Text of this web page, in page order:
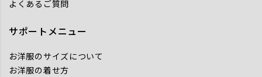
よくあるご質問
サポートメニュー
お洋服のサイズについて
お洋服の着せ方